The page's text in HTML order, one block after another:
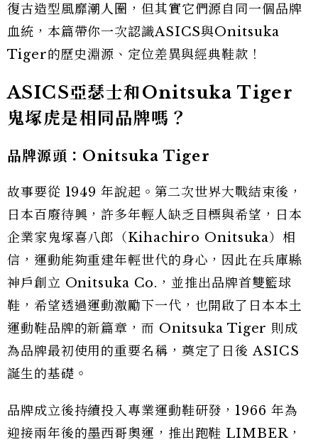
復古造型風靡潮人圈，但其實它們源自同一個品牌
血統，本篇帶你一次認識ASICS與Onitsuka
Tiger的歷史淵源、定位差異與經典鞋款！
ASICS亞瑟士和Onitsuka Tiger
鬼塚虎是相同品牌嗎？
品牌源頭：Onitsuka Tiger
故事要從 1949 年說起。第二次世界大戰結束後，
日本百廢待興，許多年輕人缺乏目標與希望，日本
企業家鬼塚喜八郎（Kihachiro Onitsuka）相
信，運動能夠重建年輕世代的身心，因此在兵庫縣
神戶創立 Onitsuka Co.，並推出品牌首雙籃球
鞋，希望透過運動激勵下一代，也開啟了日本本土
運動鞋品牌的新篇章，而 Onitsuka Tiger 則成
為品牌最初使用的重要名稱，奠定了日後 ASICS
誕生的基礎。
品牌成立後持續投入專業運動鞋研發，1966 年為
迎接兩年後的墨西哥奧運，推出跑鞋 LIMBER，